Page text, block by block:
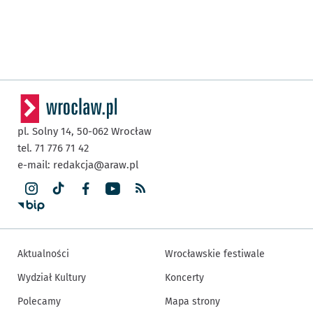
pl. Solny 14, 50-062 Wrocław
tel. 71 776 71 42
e-mail: redakcja@araw.pl
Aktualności
Wydział Kultury
Polecamy
Wrocławskie festiwale
Koncerty
Mapa strony